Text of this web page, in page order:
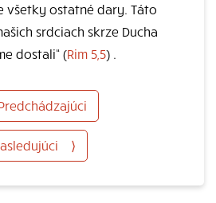
všetky ostatné dary. Táto
srdciach skrze Ducha
dostali“ (Rim 5,5) .
⟩